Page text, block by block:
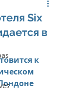
Six
в
к